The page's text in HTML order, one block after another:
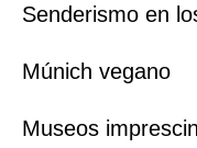
Senderismo en
Múnich vegano
Museos